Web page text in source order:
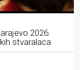
2026.
stvaralaca